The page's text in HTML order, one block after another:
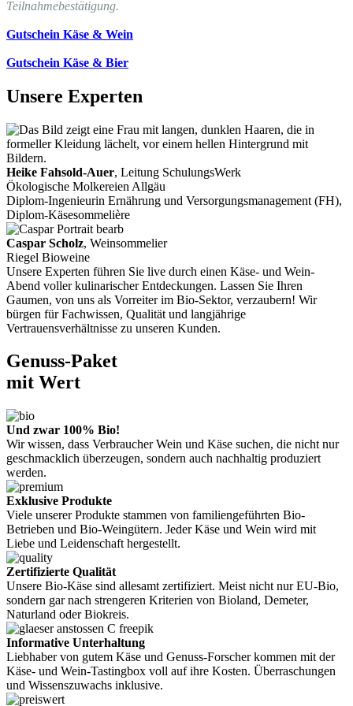
Teilnahmebestätigung.
Gutschein Käse & Wein
Gutschein Käse & Bier
Unsere Experten
Heike Fahsold-Auer, Leitung SchulungsWerk
Ökologische Molkereien Allgäu
Diplom-Ingenieurin Ernährung und Versorgungsmanagement (FH),
Diplom-Käsesommelière
Caspar Scholz, Weinsommelier
Riegel Bioweine
Unsere Experten führen Sie live durch einen Käse- und Wein-
Abend voller kulinarischer Entdeckungen. Lassen Sie Ihren
Gaumen, von uns als Vorreiter im Bio-Sektor, verzaubern! Wir
bürgen für Fachwissen, Qualität und langjährige
Vertrauensverhältnisse zu unseren Kunden.
Genuss-Paket
mit Wert
Und zwar 100% Bio!
Wir wissen, dass Verbraucher Wein und Käse suchen, die nicht nur
geschmacklich überzeugen, sondern auch nachhaltig produziert
werden.
Exklusive Produkte
Viele unserer Produkte stammen von familiengeführten Bio-
Betrieben und Bio-Weingütern. Jeder Käse und Wein wird mit
Liebe und Leidenschaft hergestellt.
Zertifizierte Qualität
Unsere Bio-Käse sind allesamt zertifiziert. Meist nicht nur EU-Bio,
sondern gar nach strengeren Kriterien von Bioland, Demeter,
Naturland oder Biokreis.
Informative Unterhaltung
Liebhaber von gutem Käse und Genuss-Forscher kommen mit der
Käse- und Wein-Tastingbox voll auf ihre Kosten. Überraschungen
und Wissenszuwachs inklusive.